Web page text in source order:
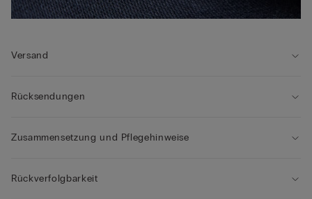
Versand
Rücksendungen
Zusammensetzung und Pflegehinweise
Rückverfolgbarkeit